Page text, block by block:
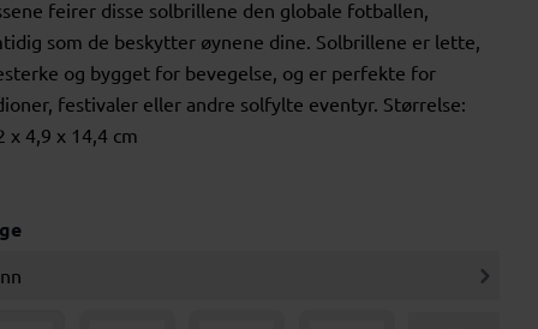
feirer disse solbrillene den globale fotballen,
som de beskytter øynene dine. Solbrillene er lette,
og bygget for bevegelse, og er perfekte for
festivaler eller andre solfylte eventyr. Størrelse:
x 4,9 x 14,4 cm